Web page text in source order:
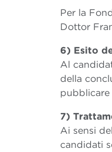
Per la
Dottor
6) Esito
Al
della
7)
Ai sensi
candidati